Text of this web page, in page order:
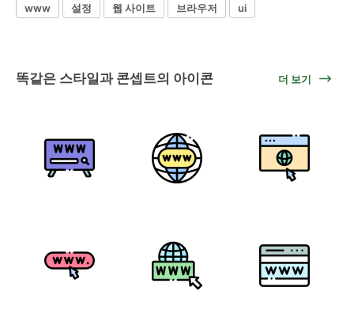
www 설정 웹 사이트 브라우저 ui
똑같은 스타일과 콘셉트의 아이콘 더 보기